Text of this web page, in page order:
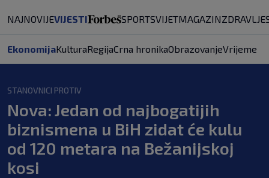
NAJNOVIJEVIJESTI SPORTSVIJETMAGAZINZDRAVLJE
EkonomijaKulturaRegijaCrna hronikaObrazovanjeVrijeme
STANOVNICI PROTIV
Nova: Jedan od najbogatijih
biznismena u BiH zidat će kulu
od 120 metara na Bežanijskoj
kosi